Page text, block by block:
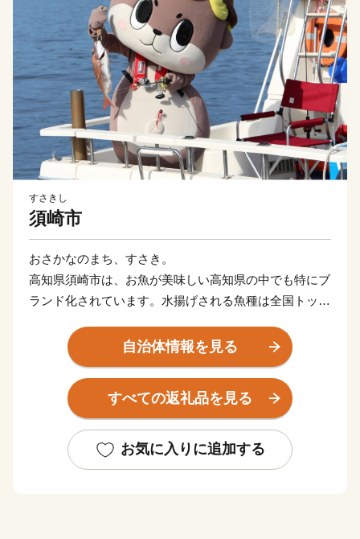
すさきし
須崎市
おさかなのまち、すさき。
高知県須崎市は、お魚が美味しい高知県の中でも特にブ
ランド化されています。水揚げされる魚種は全国トップ
す。 池ノ浦や久通で捕れる伊勢えびや、養殖漁業発祥
の地野見湾の鯛やカンパチ、季節限定で食べられるメジ
カの刺身も人気を集め、鮮度抜群の魚貝類を楽しめま
す。また、黒潮の恵みをたっぷり受けた柑橘類、野菜も
★ABCテレビ「頂！キッチン」で【須崎勘八】を特
自治体情報を見る
すべての返礼品を見る
お気に入りに追加する